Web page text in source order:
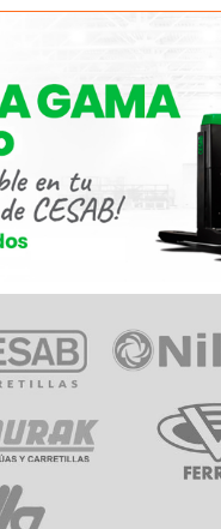
APILADORES
GRUAS MÓVILES
TÉRMICAS
ELÉCTRICAS